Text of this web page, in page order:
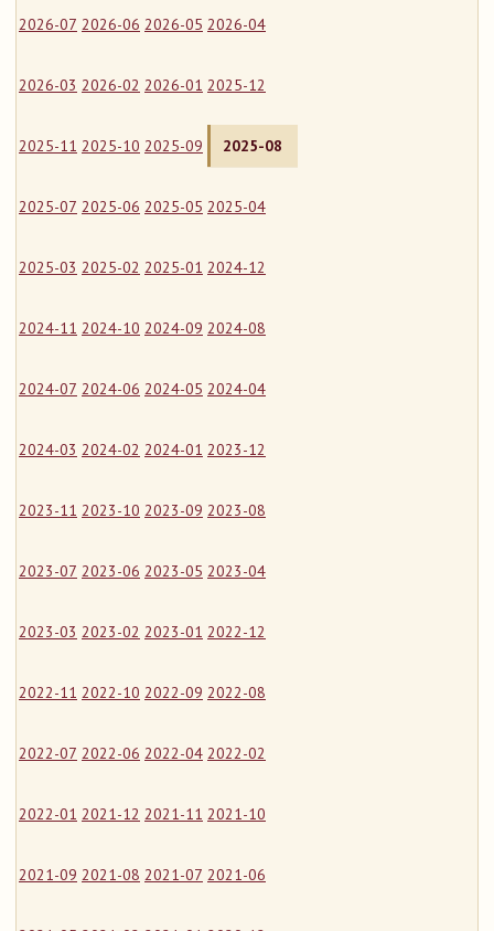
2026-07 2026-06 2026-05 2026-04
2026-03 2026-02 2026-01 2025-12
2025-11 2025-10 2025-09 2025-08
2025-07 2025-06 2025-05 2025-04
2025-03 2025-02 2025-01 2024-12
2024-11 2024-10 2024-09 2024-08
2024-07 2024-06 2024-05 2024-04
2024-03 2024-02 2024-01 2023-12
2023-11 2023-10 2023-09 2023-08
2023-07 2023-06 2023-05 2023-04
2023-03 2023-02 2023-01 2022-12
2022-11 2022-10 2022-09 2022-08
2022-07 2022-06 2022-04 2022-02
2022-01 2021-12 2021-11 2021-10
2021-09 2021-08 2021-07 2021-06